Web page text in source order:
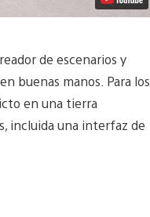
de escenarios y
buenas manos. Para los
en una tierra
incluida una interfaz de